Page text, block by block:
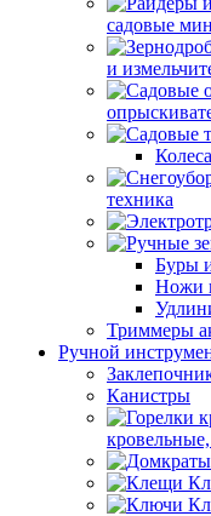
садовые
и
техника
Буры
Ножи
Триммеры
Ручной
Канистры